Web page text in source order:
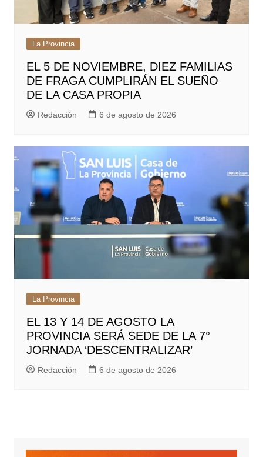
La Provincia
EL 5 DE NOVIEMBRE, DIEZ FAMILIAS
DE FRAGA CUMPLIRÁN EL SUEÑO
DE LA CASA PROPIA
Redacción 6 de agosto de 2026
La Provincia
EL 13 Y 14 DE AGOSTO LA
PROVINCIA SERÁ SEDE DE LA 7°
JORNADA ‘DESCENTRALIZAR’
Redacción 6 de agosto de 2026